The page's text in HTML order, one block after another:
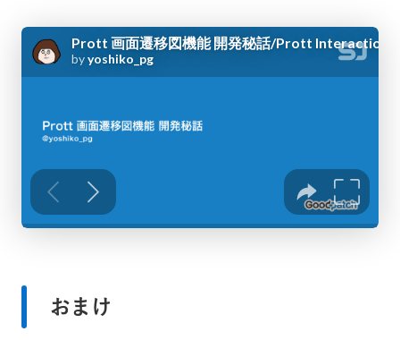
おまけ